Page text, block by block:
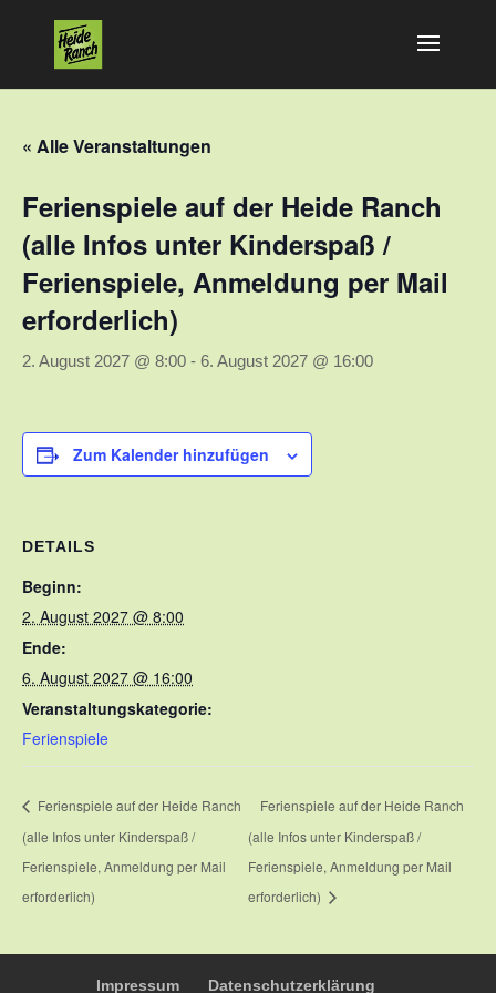
« Alle Veranstaltungen
Ferienspiele auf der Heide Ranch
(alle Infos unter Kinderspaß /
Ferienspiele, Anmeldung per Mail
erforderlich)
2. August 2027 @ 8:00 - 6. August 2027 @ 16:00
Zum Kalender hinzufügen
DETAILS
Beginn:
2. August 2027 @ 8:00
Ende:
6. August 2027 @ 16:00
Veranstaltungskategorie:
Ferienspiele
Ferienspiele auf der Heide Ranch
(alle Infos unter Kinderspaß /
Ferienspiele, Anmeldung per Mail
erforderlich)
Ferienspiele auf der Heide Ranch
(alle Infos unter Kinderspaß /
Ferienspiele, Anmeldung per Mail
erforderlich)
Impressum Datenschutzerklärung